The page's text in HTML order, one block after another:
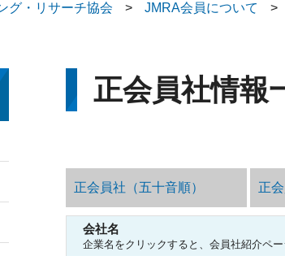
グ・リサーチ協会 > JMRA会員について >
正会員社情報
正会員社（五十音順） 正
会社名
企業名をクリックすると、会員社紹介ペー